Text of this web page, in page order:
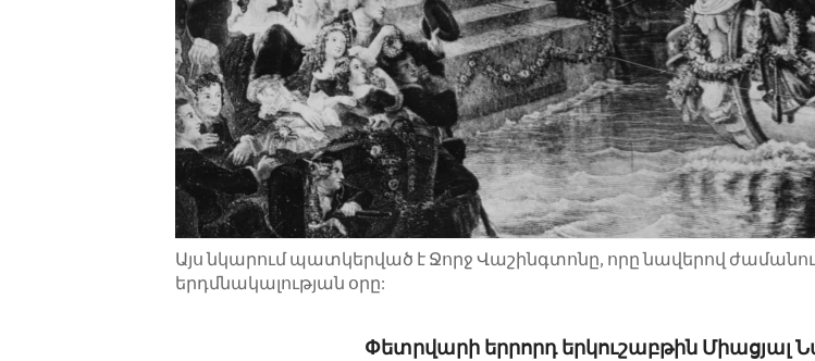
Այս նկարում պատկերված է Ջորջ Վաշինգտոնը, որը նավերով ժամանում
երդմնակալության օրը:
Փետրվարի երրորդ երկուշաբթին Միացյալ